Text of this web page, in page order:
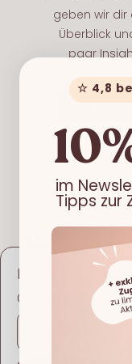
geben wir dir
Überblick
paar
Ich
Looks like
Change
☆ 4,8
im
Tipps zur